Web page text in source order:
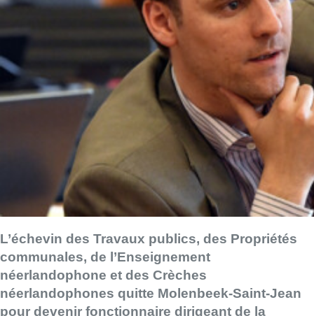
L’échevin des Travaux publics, des Propriétés
communales, de l’Enseignement
néerlandophone et des Crèches
néerlandophones quitte Molenbeek-Saint-Jean
pour devenir fonctionnaire dirigeant de la